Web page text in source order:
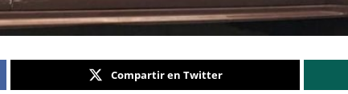
Compartir en Twitter